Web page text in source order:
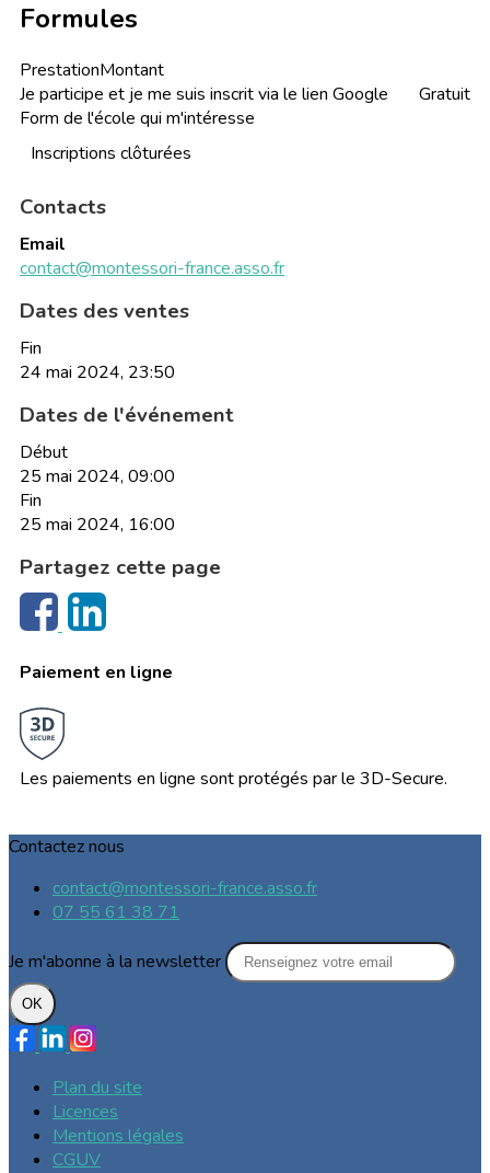
Formules
PrestationMontant
Je participe et je me suis inscrit via le lien Google
Form de l'école qui m'intéresse
Gratuit
Inscriptions clôturées
Contacts
Email
contact@montessori-france.asso.fr
Dates des ventes
Fin
24 mai 2024, 23:50
Dates de l'événement
Début
25 mai 2024, 09:00
Fin
25 mai 2024, 16:00
Partagez cette page
Paiement en ligne
Les paiements en ligne sont protégés par le 3D-Secure.
Contactez nous
contact@montessori-france.asso.fr
07 55 61 38 71
Je m'abonne à la newsletter
OK
Plan du site
Licences
Mentions légales
CGUV